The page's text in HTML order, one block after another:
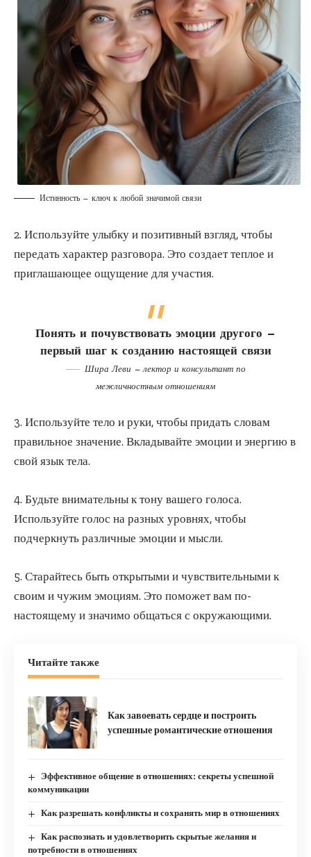
Истинность — ключ к любой значимой связи
2. Используйте улыбку и позитивный взгляд, чтобы
передать характер разговора. Это создает теплое и
приглашающее ощущение для участия.
Понять и почувствовать эмоции другого —
первый шаг к созданию настоящей связи
Шира Леви — лектор и консультант по
межличностным отношениям
3. Используйте тело и руки, чтобы придать словам
правильное значение. Вкладывайте эмоции и энергию в
свой язык тела.
4. Будьте внимательны к тону вашего голоса.
Используйте голос на разных уровнях, чтобы
подчеркнуть различные эмоции и мысли.
5. Старайтесь быть открытыми и чувствительными к
своим и чужим эмоциям. Это поможет вам по-
настоящему и значимо общаться с окружающими.
Читайте также
Как завоевать сердце и построить
успешные романтические отношения
Эффективное общение в отношениях: секреты успешной
коммуникации
Как разрешать конфликты и сохранять мир в отношениях
Как распознать и удовлетворить скрытые желания и
потребности в отношениях